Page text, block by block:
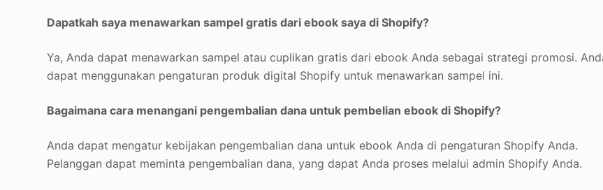
Dapatkah saya menawarkan sampel gratis dari ebook saya di Shopify?
Ya, Anda dapat menawarkan sampel atau cuplikan gratis dari ebook Anda sebagai strategi promosi.
dapat menggunakan pengaturan produk digital Shopify untuk menawarkan sampel ini.
Bagaimana cara menangani pengembalian dana untuk pembelian ebook di Shopify?
Anda dapat mengatur kebijakan pengembalian dana untuk ebook Anda di pengaturan Shopify Anda.
Pelanggan dapat meminta pengembalian dana, yang dapat Anda proses melalui admin Shopify Anda.